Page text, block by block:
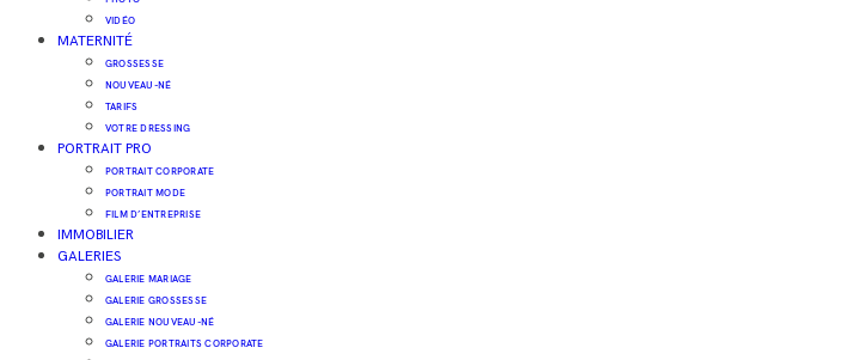
VIDÉO
MATERNITÉ
GROSSESSE
NOUVEAU-NÉ
TARIFS
VOTRE DRESSING
PORTRAIT PRO
PORTRAIT CORPORATE
PORTRAIT MODE
FILM D’ENTREPRISE
IMMOBILIER
GALERIES
GALERIE MARIAGE
GALERIE GROSSESSE
GALERIE NOUVEAU-NÉ
GALERIE PORTRAITS CORPORATE